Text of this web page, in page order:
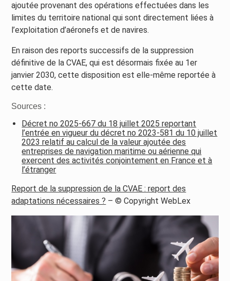
ajoutée provenant des opérations effectuées dans les
limites du territoire national qui sont directement liées à
l’exploitation d’aéronefs et de navires.
En raison des reports successifs de la suppression
définitive de la CVAE, qui est désormais fixée au 1er
janvier 2030, cette disposition est elle-même reportée à
cette date.
Sources :
Décret no 2025-667 du 18 juillet 2025 reportant
l’entrée en vigueur du décret no 2023-581 du 10 juillet
2023 relatif au calcul de la valeur ajoutée des
entreprises de navigation maritime ou aérienne qui
exercent des activités conjointement en France et à
l’étranger
Report de la suppression de la CVAE : report des
adaptations nécessaires ? – © Copyright WebLex